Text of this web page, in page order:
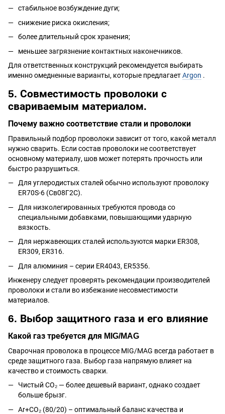
стабильное возбуждение дуги;
снижение риска окисления;
более длительный срок хранения;
меньшее загрязнение контактных наконечников.
Для ответственных конструкций рекомендуется выбирать
именно омедненные варианты, которые предлагаетArgon .
5. Совместимость проволоки с
свариваемым материалом.
Почему важно соответствие стали и проволоки
Правильный подбор проволоки зависит от того, какой металл
нужно сварить. Если состав проволоки не соответствует
основному материалу, шов может потерять прочность или
быстро разрушиться.
Для углеродистых сталей обычно используют проволоку
ER70S-6 (Св08Г2С).
Для низколегированных требуются провода со
специальными добавками, повышающими ударную
вязкость.
Для нержавеющих сталей используются марки ER308,
ER309, ER316.
Для алюминия – серии ER4043, ER5356.
Инженеру следует проверять рекомендации производителей
проволоки и стали во избежание несовместимости
материалов.
6. Выбор защитного газа и его влияние
Какой газ требуется для MIG/MAG
Сварочная проволока в процессе MIG/MAG всегда работает в
среде защитного газа. Выбор газа напрямую влияет на
качество и стоимость сварки.
Чистый CO₂ — более дешевый вариант, однако создает
больше брызг.
Ar+CO₂ (80/20) – оптимальный баланс качества и